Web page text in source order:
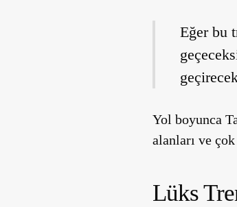
Eğer bu
Yol boyunca
alanları ve çok
Lüks